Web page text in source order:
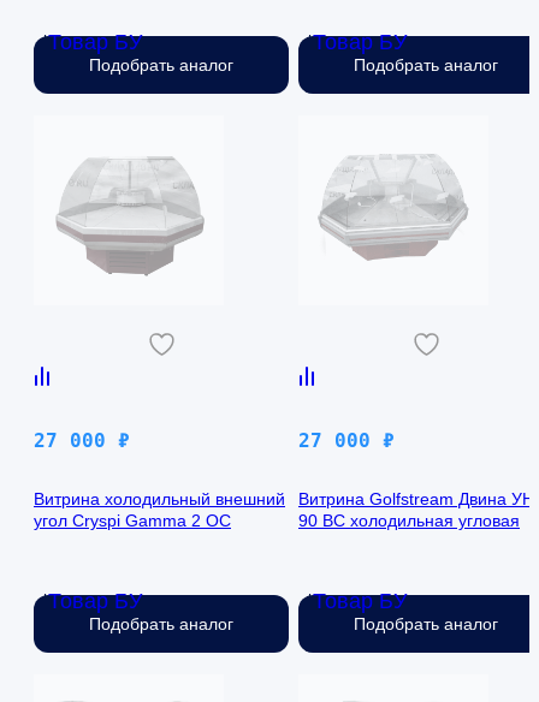
Товар БУ
Нет в наличии
Подобрать аналог
Товар БУ
Нет в наличии
Подобрать аналог
Товар БУ
27 000 ₽
Витрина холодильный внешний
угол Cryspi Gamma 2 OC
Нет в наличии
Подобрать аналог
Товар БУ
27 000 ₽
Витрина Golfstream Двина УН
90 ВС холодильная угловая
Нет в наличии
Подобрать аналог